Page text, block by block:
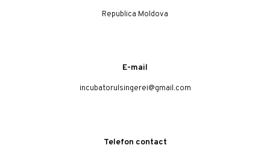
Republica Moldova
E-mail
incubatorulsingerei@gmail.com
Telefon contact